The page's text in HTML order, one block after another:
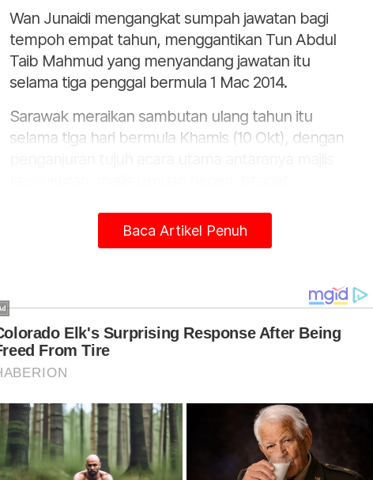
Wan Junaidi mengangkat sumpah jawatan bagi
tempoh empat tahun, menggantikan Tun Abdul
Taib Mahmud yang menyandang jawatan itu
selama tiga penggal bermula 1 Mac 2014.
Sarawak meraikan sambutan ulang tahun itu
selama tiga hari bermula Khamis (10 Okt), dengan
Kebesaran Negeri. - Bernama
Agong, Raja Permaisuri berkenan bertemu rakyat
Malaysia di Brunei
Raja Permaisuri Agong berkenan rasmi Mesyuarat
Baca Artikel Penuh